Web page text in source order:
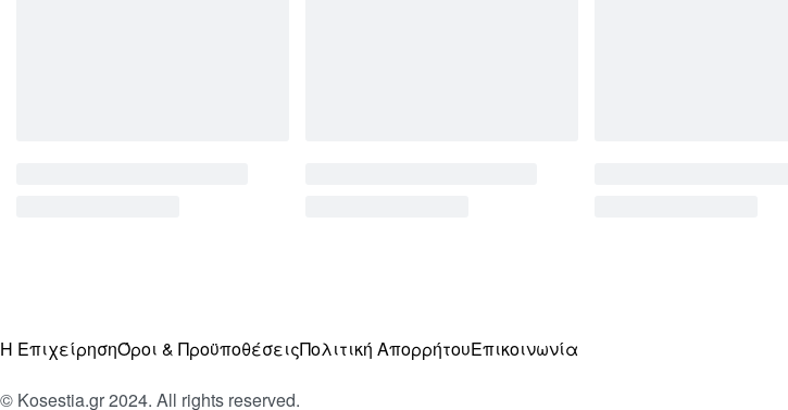
Η ΕπιχείρησηΌροι & ΠροϋποθέσειςΠολιτική ΑπορρήτουΕπικοινωνία
© Kosestia.gr 2024. All rights reserved.